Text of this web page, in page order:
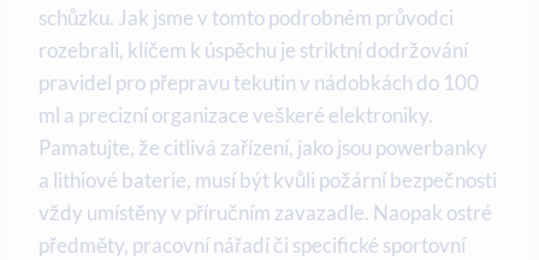
schůzku. Jak jsme v tomto podrobném průvodci
rozebrali, klíčem k úspěchu je striktní dodržování
pravidel pro přepravu tekutin v nádobkách do 100
ml a precizní organizace veškeré elektroniky.
Pamatujte, že citlivá zařízení, jako jsou powerbanky
a lithiové baterie, musí být kvůli požární bezpečnosti
vždy umístěny v příručním zavazadle. Naopak ostré
předměty, pracovní nářadí či specifické sportovní